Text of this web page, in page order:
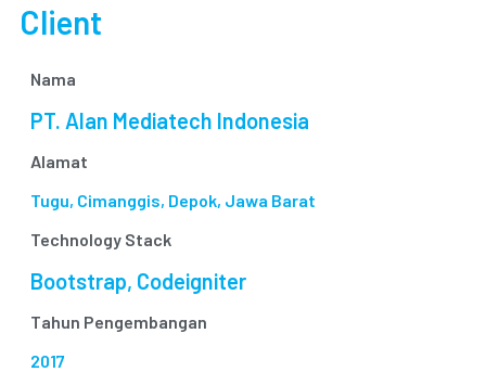
Client
Nama
PT. Alan Mediatech Indonesia
Alamat
Tugu, Cimanggis, Depok, Jawa Barat
Technology Stack
Bootstrap, Codeigniter
Tahun Pengembangan
2017